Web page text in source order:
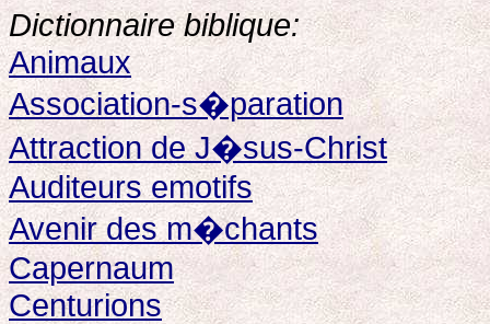
Dictionnaire biblique:
Animaux
Association-s�paration
Attraction de J�sus-Christ
Auditeurs emotifs
Avenir des m�chants
Capernaum
Centurions